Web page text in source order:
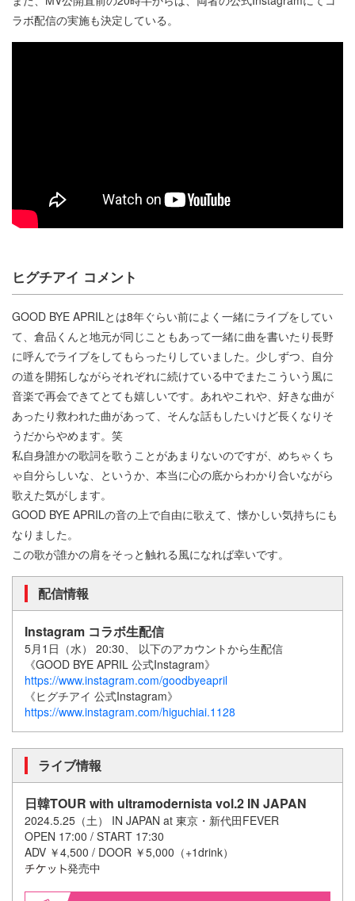
ラボ配信の実施も決定している。
ヒグチアイ コメント
GOOD BYE APRILとは8年ぐらい前によく一緒にライブをしてい
て、倉品くんと地元が同じこともあって一緒に曲を書いたり長野
に呼んでライブをしてもらったりしていました。少しずつ、自分
の道を開拓しながらそれぞれに続けている中でまたこういう風に
音楽で再会できてとても嬉しいです。あれやこれや、好きな曲が
あったり救われた曲があって、そんな話もしたいけど長くなりそ
うだからやめます。笑
私自身誰かの歌詞を歌うことがあまりないのですが、めちゃくち
ゃ自分らしいな、というか、本当に心の底からわかり合いながら
歌えた気がします。
GOOD BYE APRILの音の上で自由に歌えて、懐かしい気持ちにも
なりました。
この歌が誰かの肩をそっと触れる風になれば幸いです。
配信情報
Instagram コラボ生配信
5月1日（水） 20:30、 以下のアカウントから生配信
《GOOD BYE APRIL 公式Instagram》
https://www.instagram.com/goodbyeapril
《ヒグチアイ 公式Instagram》
https://www.instagram.com/higuchiai.1128
ライブ情報
日韓TOUR with ultramodernista vol.2 IN JAPAN
2024.5.25（土） IN JAPAN at 東京・新代田FEVER
OPEN 17:00 / START 17:30
ADV ￥4,500 / DOOR ￥5,000（+1drink）
発売中